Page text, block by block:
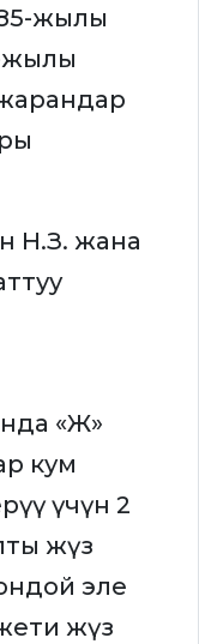
жылы
жылы
жарандар
Н.З. жана
«Ж»
кум
үчүн 2
жүз
эле
жүз